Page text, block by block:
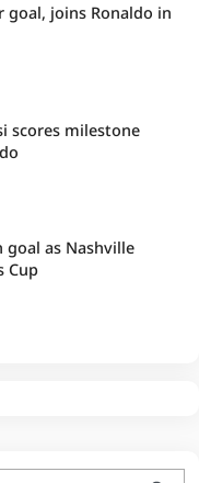
goal, joins Ronaldo in
scores milestone
goal as Nashville
Cup